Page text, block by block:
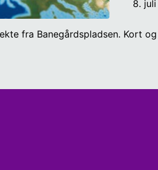
8.
fra Banegårdspladsen. Kort